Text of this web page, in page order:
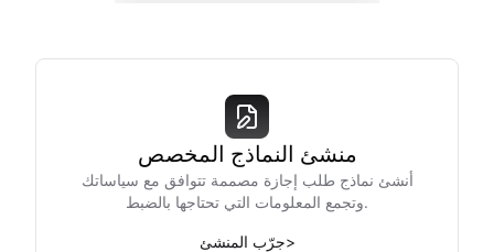
منشئ النماذج المخصص
أنشئ نماذج طلب إجازة مصممة تتوافق مع سياساتك
وتجمع المعلومات التي تحتاجها بالضبط.
جرّب المنشئ>